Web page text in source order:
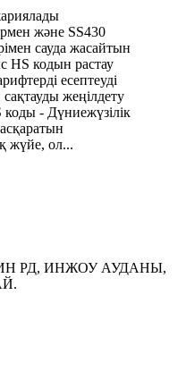
және SS430
сауда жасайтын
HS кодын растау
есептеуді
жеңілдету
- Дүниежүзілік
жүйе, ол...
РД, ИНЖОУ АУДАНЫ,